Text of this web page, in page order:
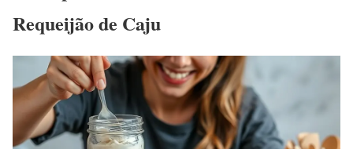
Requeijão de Caju